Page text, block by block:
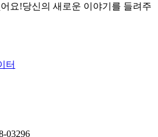
요!당신의 새로운 이야기를 들려주
터
03296